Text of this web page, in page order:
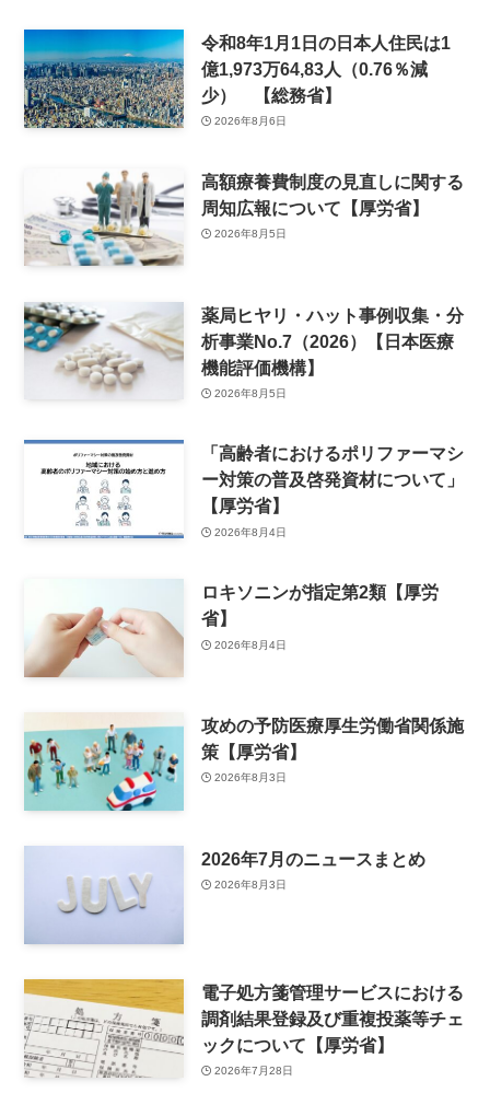
令和8年1月1日の日本人住民は1
億1,973万64,83人（0.76％減
少） 【総務省】
2026年8月6日
高額療養費制度の見直しに関する
周知広報について【厚労省】
2026年8月5日
薬局ヒヤリ・ハット事例収集・分
析事業No.7（2026）【日本医療
機能評価機構】
2026年8月5日
「高齢者におけるポリファーマシ
ー対策の普及啓発資材について」
【厚労省】
2026年8月4日
ロキソニンが指定第2類【厚労
省】
2026年8月4日
攻めの予防医療厚生労働省関係施
策【厚労省】
2026年8月3日
2026年7月のニュースまとめ
2026年8月3日
電子処方箋管理サービスにおける
調剤結果登録及び重複投薬等チェ
ックについて【厚労省】
2026年7月28日